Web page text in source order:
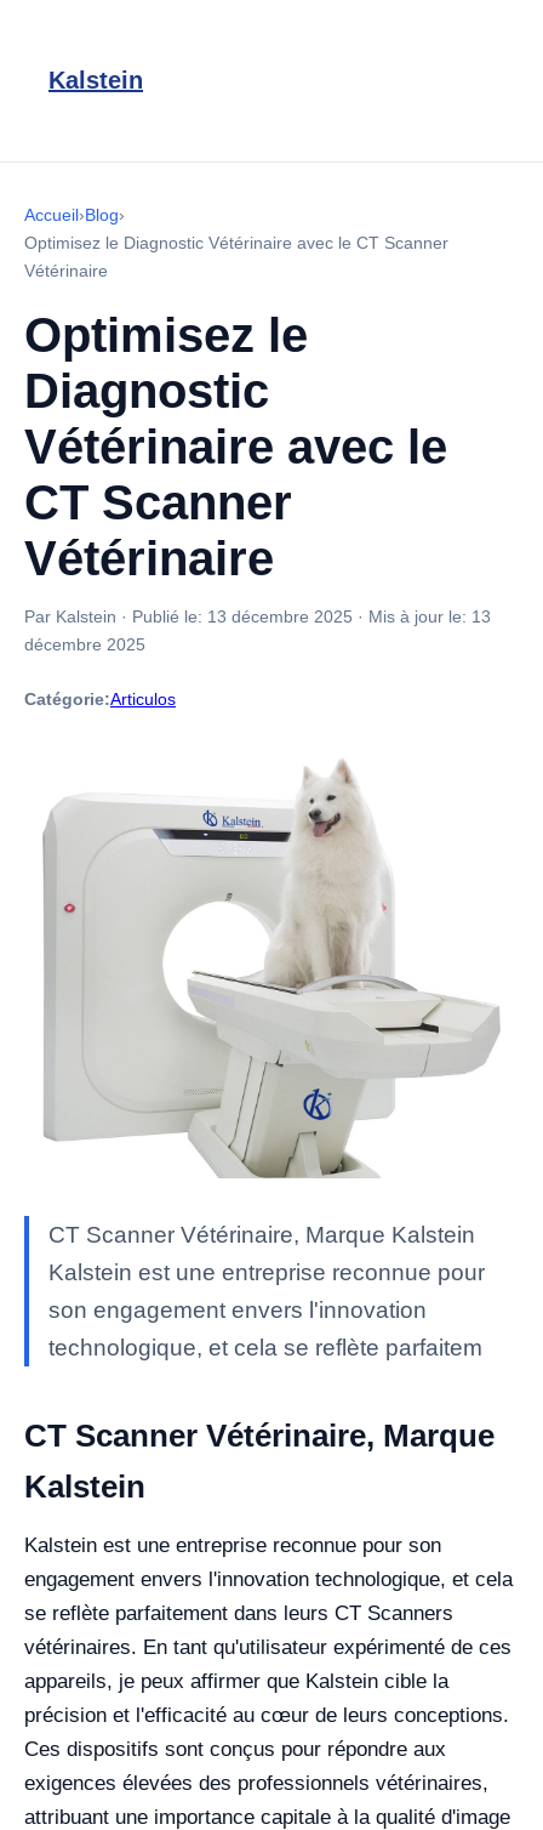
Kalstein
Accueil›Blog›
Optimisez le Diagnostic Vétérinaire avec le CT Scanner
Vétérinaire
Optimisez le
Diagnostic
Vétérinaire avec le
CT Scanner
Vétérinaire
Par Kalstein · Publié le: 13 décembre 2025 · Mis à jour le: 13
décembre 2025
Catégorie:Articulos
CT Scanner Vétérinaire, Marque Kalstein
Kalstein est une entreprise reconnue pour
son engagement envers l'innovation
technologique, et cela se reflète parfaitem
CT Scanner Vétérinaire, Marque
Kalstein
Kalstein est une entreprise reconnue pour son
engagement envers l'innovation technologique, et cela
se reflète parfaitement dans leurs CT Scanners
vétérinaires. En tant qu'utilisateur expérimenté de ces
appareils, je peux affirmer que Kalstein cible la
précision et l'efficacité au cœur de leurs conceptions.
Ces dispositifs sont conçus pour répondre aux
exigences élevées des professionnels vétérinaires,
attribuant une importance capitale à la qualité d'image